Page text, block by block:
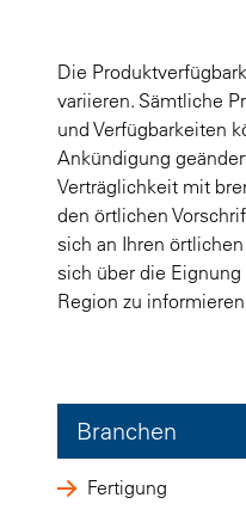
Die
variieren. Sämtliche
und Verfügbarkeiten
Ankündigung
Verträglichkeit mit
den örtlichen
sich an Ihren
sich über die
Region zu
Branchen
Fertigung